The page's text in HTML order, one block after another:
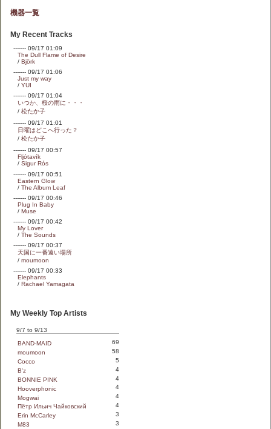
機器一覧
My Recent Tracks
------- 09/17 01:09
The Dull Flame of Desire
/ Björk
------- 09/17 01:06
Just my way
/ YUI
------- 09/17 01:04
いつか、桜の雨に・・・
/ 松たか子
------- 09/17 01:01
日曜はどこへ行った？
/ 松たか子
------- 09/17 00:57
Fljótavík
/ Sigur Rós
------- 09/17 00:51
Eastern Glow
/ The Album Leaf
------- 09/17 00:46
Plug In Baby
/ Muse
------- 09/17 00:42
My Lover
/ The Sounds
------- 09/17 00:37
天国に一番遠い場所
/ moumoon
------- 09/17 00:33
Elephants
/ Rachael Yamagata
My Weekly Top Artists
9/7 to 9/13
BAND-MAID
69
moumoon
58
Cocco
5
B'z
4
BONNIE PINK
4
Hooverphonic
4
Mogwai
4
Пётр Ильич Чайковский
4
Erin McCarley
3
M83
3